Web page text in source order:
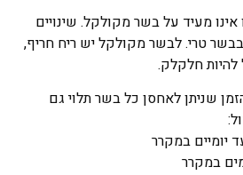
אינו מעיד על בשר מקולקל. שינויים
טרי. לבשר מקולקל יש ריח חריף,
להיות חלקלק.
שניתן לאחסן כל בשר תלוי גם
יומיים במקרר
במקרר